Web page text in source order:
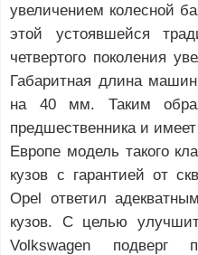
увеличением колесной
этой устоявшейся
четвертого поколения
Габаритная длина
на 40 мм. Таким
предшественника и
Европе модель такого
кузов с гарантией от
Opel ответил
кузов. С целью
Volkswagen подверг